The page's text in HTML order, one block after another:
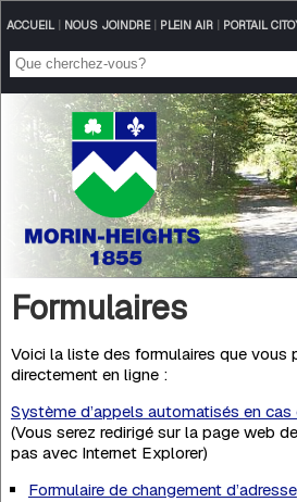
ACCUEIL| NOUS JOINDRE| PLEIN AIR| PORTAIL
Formulaires
Voici la liste des formulaires que vous
directement en ligne :
Système d’appels automatisés en cas
(Vous serez redirigé sur la page web
pas avec Internet Explorer)
Formulaire de changement d’adresse